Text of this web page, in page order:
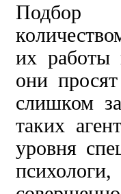
Подбор
их работы
они
слишком
таких
уровня